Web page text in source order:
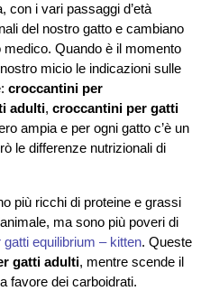
con i vari passaggi d’età
del nostro gatto e cambiano
Quando è il momento
micio le indicazioni sulle
croccantini per
adulti, croccantini per gatti
ampia e per ogni gatto c’è un
le differenze nutrizionali di
più ricchi di proteine e grassi
ma sono più poveri di
equilibrium – kitten. Queste
gatti adulti, mentre scende il
favore dei carboidrati.